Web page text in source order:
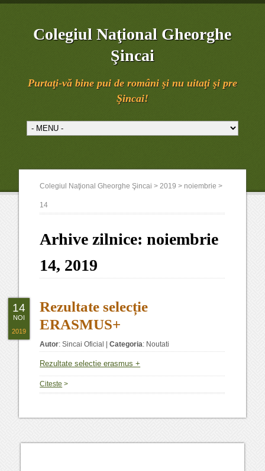
Colegiul Naţional Gheorghe
Şincai
Purtaţi-vă bine pui de români şi nu uitaţi şi pre
Şincai!
Colegiul Naţional Gheorghe Şincai >2019 > noiembrie >
14
Arhive zilnice:noiembrie
14, 2019
Rezultate selecție
ERASMUS+
Autor:Sincai Oficial |Categoria: Noutati
Rezultate selectie erasmus +
Citeste >
14
NOI
2019